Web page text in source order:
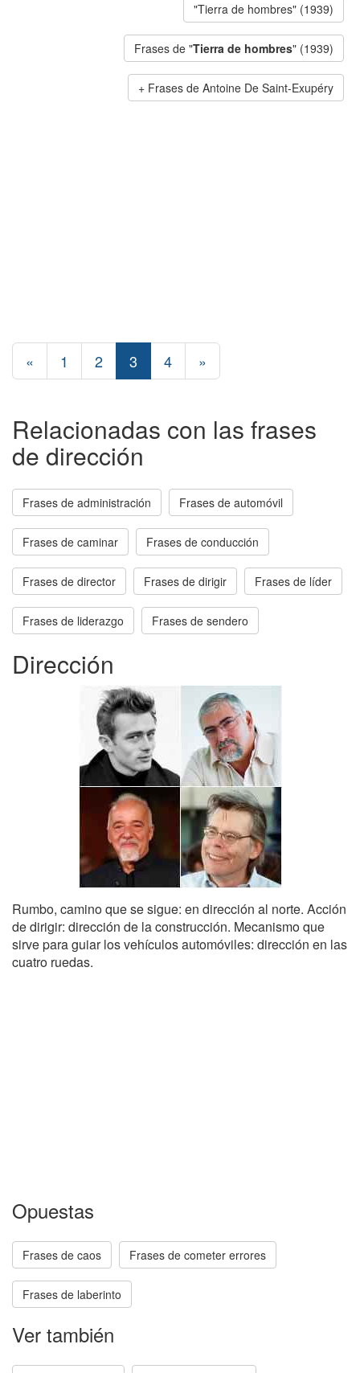
"Tierra de hombres" (1939)
Frases de "Tierra de hombres" (1939)
Frases de Antoine De Saint-Exupéry
« 1 2 3 4 »
Relacionadas con las frases
de dirección
Frases de administración Frases de automóvil
Frases de caminar Frases de conducción
Frases de director Frases de dirigir Frases de líder
Frases de liderazgo Frases de sendero
Dirección
Rumbo, camino que se sigue: en dirección al norte. Acción
de dirigir: dirección de la construcción. Mecanismo que
sirve para guiar los vehículos automóviles: dirección en las
cuatro ruedas.
Opuestas
Frases de caos Frases de cometer errores
Frases de laberinto
Ver también